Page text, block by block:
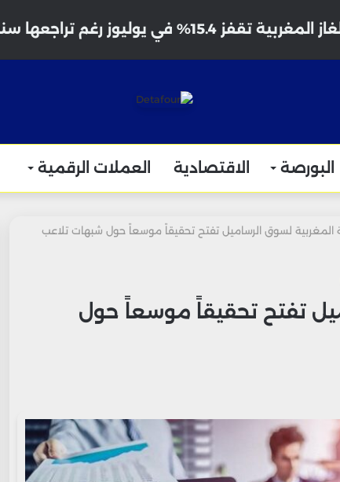
البورصة الاقتصادية العملات الرقمية
المغربية لسوق الرساميل تفتح تحقيقاً موسعاً حول شبهات تلاعب
تفتح تحقيقاً موسعاً حول